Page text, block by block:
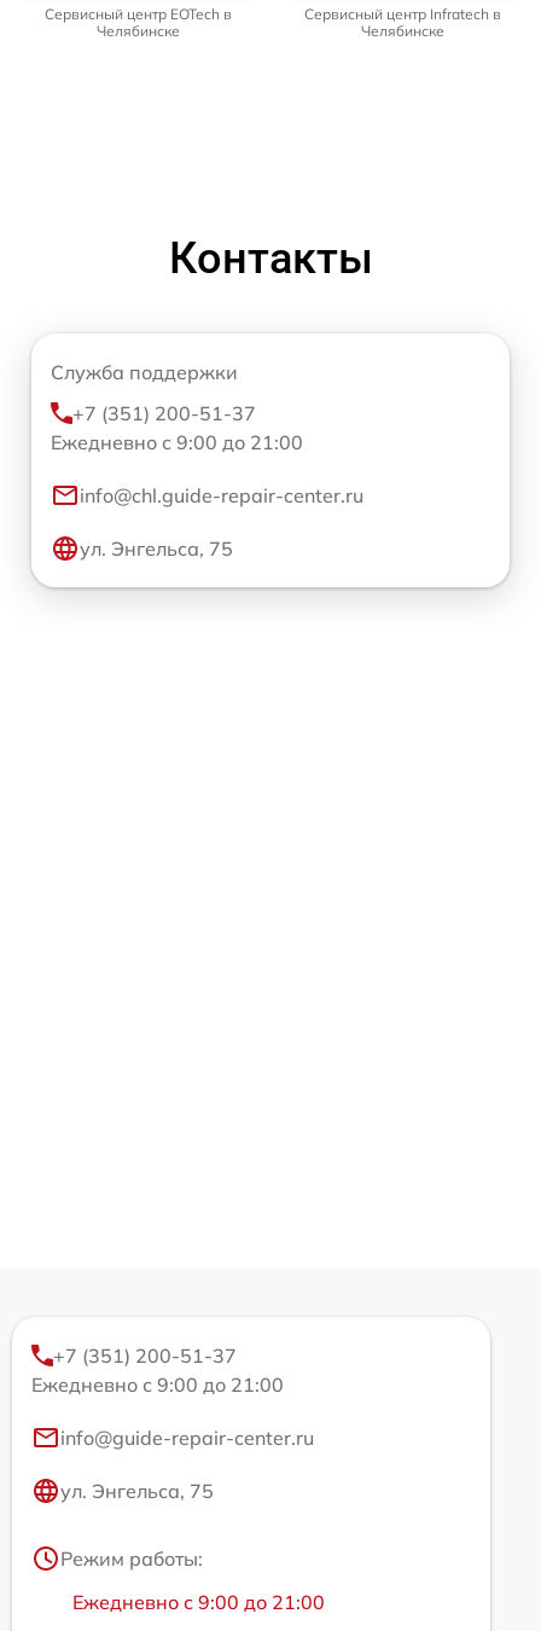
Сервисный центр EOTech в
Челябинске
Сервисный центр Infratech в
Челябинске
Контакты
Служба поддержки
+7 (351) 200-51-37
Ежедневно с 9:00 до 21:00
info@chl.guide-repair-center.ru
ул. Энгельса, 75
+7 (351) 200-51-37
Ежедневно с 9:00 до 21:00
info@guide-repair-center.ru
ул. Энгельса, 75
Режим работы:
Ежедневно с 9:00 до 21:00